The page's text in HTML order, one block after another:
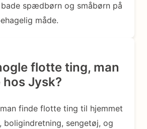
spædbørn og småbørn på
måde.
flotte ting, man
Jysk?
finde flotte ting til hjemmet
boligindretning, sengetøj, og